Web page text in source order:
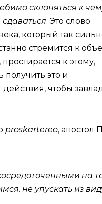
склоняться к
. Это слово
который так
стремится к
к этому,
получить это и
чтобы
proskartereo, апостол
на
не упускать из